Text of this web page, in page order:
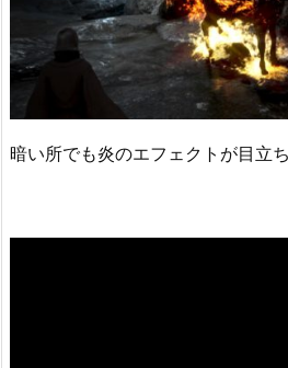
暗い所でも炎のエフェクトが目立ち